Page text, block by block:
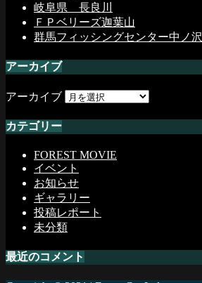
岐阜県 長良川
ＦＰベリーズ迦葉山
群馬フィッシングセンター中ノ沢
アーカイブ
アーカイブ
カテゴリー
FOREST MOVIE
イベント
お知らせ
ギャラリー
投稿レポート
未分類
最近のコメント